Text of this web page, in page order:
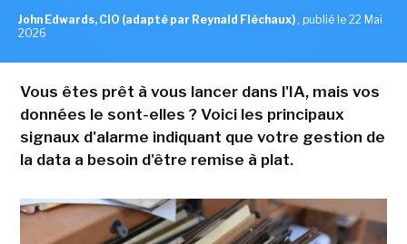
John Edwards, CIO (adapté par Reynald Fléchaux) , publié le 22 Mai
2026
Vous êtes prêt à vous lancer dans l'IA, mais vos
données le sont-elles ? Voici les principaux
signaux d'alarme indiquant que votre gestion de
la data a besoin d'être remise à plat.